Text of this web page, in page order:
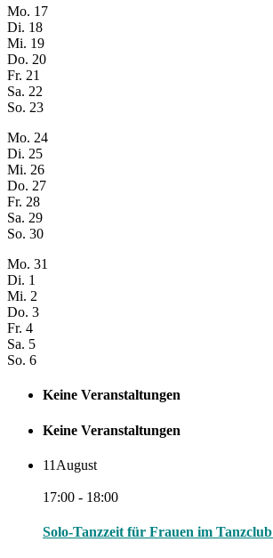
Mo. 17
Di. 18
Mi. 19
Do. 20
Fr. 21
Sa. 22
So. 23
Mo. 24
Di. 25
Mi. 26
Do. 27
Fr. 28
Sa. 29
So. 30
Mo. 31
Di. 1
Mi. 2
Do. 3
Fr. 4
Sa. 5
So. 6
Keine Veranstaltungen
Keine Veranstaltungen
11 August
17:00 - 18:00
Solo-Tanzzeit für Frauen im